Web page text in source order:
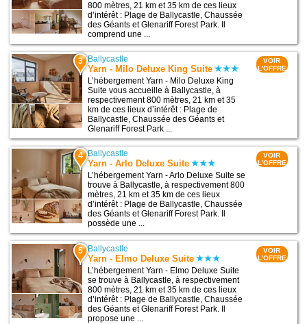
800 mètres, 21 km et 35 km de ces lieux
d’intérêt : Plage de Ballycastle, Chaussée
des Géants et Glenariff Forest Park. Il
comprend une ...
3 Ballycastle
Yarn - Milo Deluxe King Suite
L’hébergement Yarn - Milo Deluxe King
Suite vous accueille à Ballycastle, à
respectivement 800 mètres, 21 km et 35
km de ces lieux d’intérêt : Plage de
Ballycastle, Chaussée des Géants et
Glenariff Forest Park ...
VOIR
L'OFFRE
4 Ballycastle
Yarn - Arlo Deluxe Suite
L’hébergement Yarn - Arlo Deluxe Suite se
trouve à Ballycastle, à respectivement 800
mètres, 21 km et 35 km de ces lieux
d’intérêt : Plage de Ballycastle, Chaussée
des Géants et Glenariff Forest Park. Il
possède une ...
VOIR
L'OFFRE
5 Ballycastle
Yarn - Elmo Deluxe Suite
L’hébergement Yarn - Elmo Deluxe Suite
se trouve à Ballycastle, à respectivement
800 mètres, 21 km et 35 km de ces lieux
d’intérêt : Plage de Ballycastle, Chaussée
des Géants et Glenariff Forest Park. Il
propose une ...
VOIR
L'OFFRE